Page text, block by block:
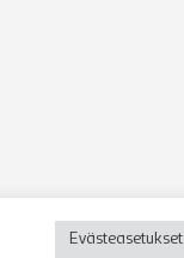
Evästeasetukset